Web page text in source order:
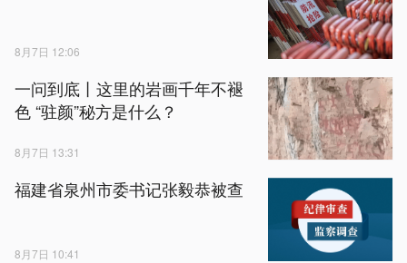
8月7日 12:06
一问到底丨这里的岩画千年不褪
色 “驻颜”秘方是什么？
8月7日 13:31
福建省泉州市委书记张毅恭被查
8月7日 10:41